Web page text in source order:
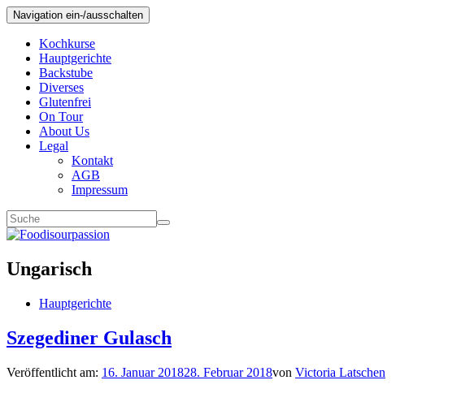
Navigation ein-/ausschalten
Kochkurse
Hauptgerichte
Backstube
Diverses
Glutenfrei
On Tour
About Us
Legal
Kontakt
AGB
Impressum
Ungarisch
Hauptgerichte
Szegediner Gulasch
Veröffentlicht am: 16. Januar 201828. Februar 2018von Victoria Latschen